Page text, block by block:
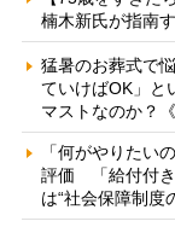
楠木新氏が指南
猛暑のお葬式で
ていけばOK」と
マストなのか？
「何がやりたい
評価 「給付付き
は“社会保障制度